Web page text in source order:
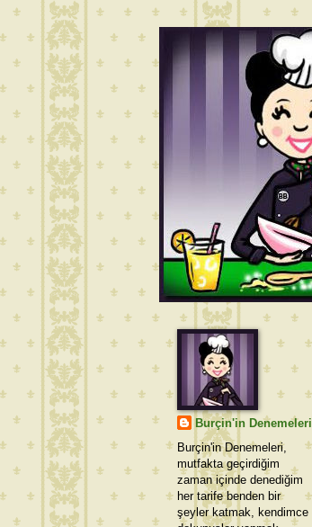
Burçin'in Denemeleri
Burçin'in Denemeleri,
mutfakta geçirdiğim
zaman içinde denediğim
her tarife benden bir
şeyler katmak, kendimce